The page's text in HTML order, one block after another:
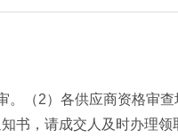
。（2）各供应商资格审
书，请成交人及时办理